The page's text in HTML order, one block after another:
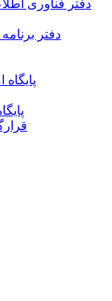
دفتر فناوری
دفتر